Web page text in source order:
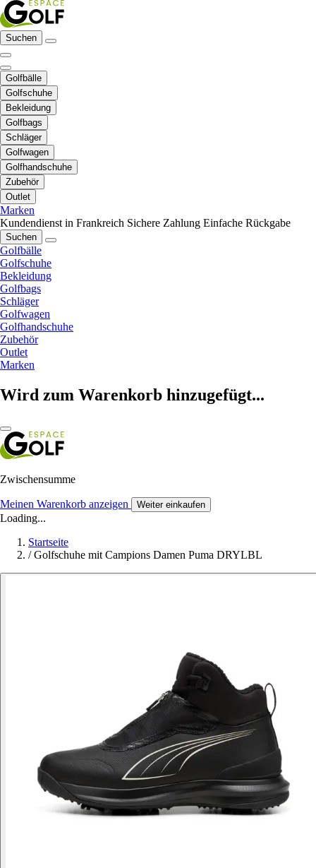
Suchen
Golfbälle
Golfschuhe
Bekleidung
Golfbags
Schläger
Golfwagen
Golfhandschuhe
Zubehör
Outlet
Marken
Kundendienst in Frankreich Sichere Zahlung Einfache Rückgabe
Suchen
Golfbälle
Golfschuhe
Bekleidung
Golfbags
Schläger
Golfwagen
Golfhandschuhe
Zubehör
Outlet
Marken
Wird zum Warenkorb hinzugefügt...
Zwischensumme
Meinen Warenkorb anzeigen Weiter einkaufen
Loading...
Startseite
/ Golfschuhe mit Campions Damen Puma DRYLBL